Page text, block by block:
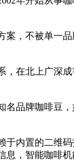
案，不被单一
，在北上广深
品牌咖啡豆
于内置的二维
息，智能咖啡